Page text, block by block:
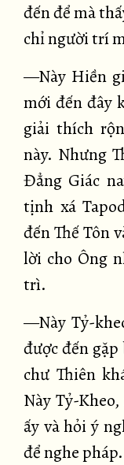
đến để mà
chỉ người trí
—Này Hiền
mới đến đây
giải thích
này. Nhưng
Đẳng Giác
tịnh xá
đến Thế Tôn
lời cho Ông
trì.
—Này Tỷ-
được đến gặp
chư Thiên
Này Tỷ-
ấy và hỏi ý
để nghe pháp.